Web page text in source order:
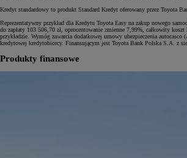
Kredyt standardowy to produkt Standard Kredyt oferowany przez Toyota
Reprezentatywny przykład dla Kredytu Toyota Easy na zakup nowego
do zapłaty 103 506,70 zł, oprocentowanie zmienne 7,99%, całkowity
przykładzie. Wymóg zawarcia dodatkowej umowy ubezpieczenia
kredytowej kredytobiorcy. Finansującym jest Toyota Bank Polska S.A. z
Produkty finansowe